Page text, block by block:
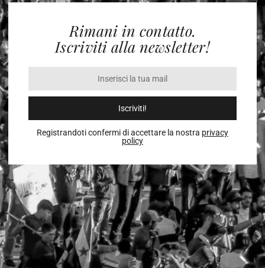
Rimani in contatto.
Iscriviti alla newsletter!
Iscriviti!
Registrandoti confermi di accettare la nostra privacy
policy